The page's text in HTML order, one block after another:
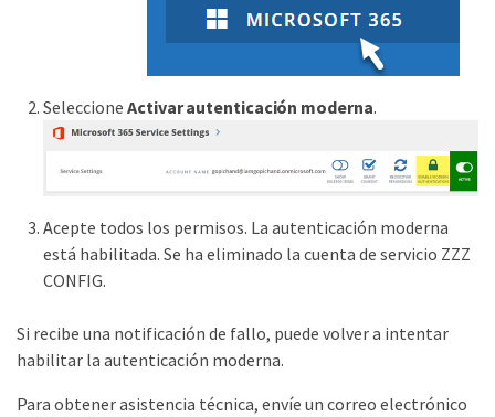
Seleccione Activar autenticación moderna.
Acepte todos los permisos. La autenticación moderna
está habilitada. Se ha eliminado la cuenta de servicio ZZZ
CONFIG.
Si recibe una notificación de fallo, puede volver a intentar
habilitar la autenticación moderna.
Para obtener asistencia técnica, envíe un correo electrónico